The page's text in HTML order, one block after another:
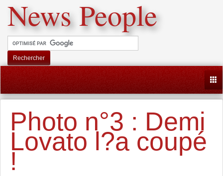
News People
Rechercher
Photo n°3 : Demi
Lovato l?a coupé
!